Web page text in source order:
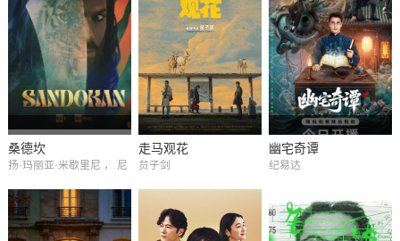
桑德坎
扬·玛丽亚·米歇里尼 ， 尼
走马观花
贠子剑
幽宅奇谭
纪易达